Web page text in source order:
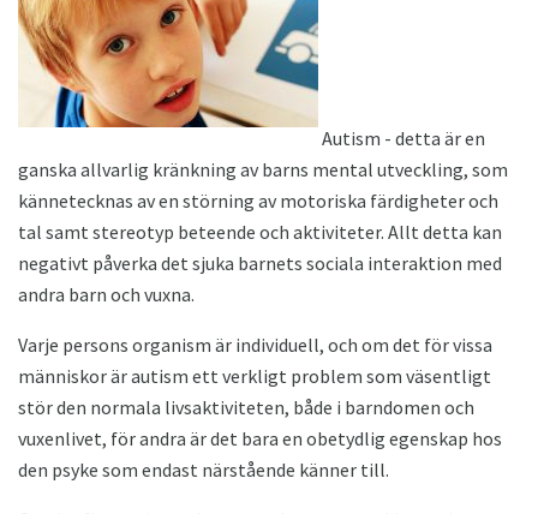
Autism - detta är en
ganska allvarlig kränkning av barns mental utveckling, som
kännetecknas av en störning av motoriska färdigheter och
tal samt stereotyp beteende och aktiviteter. Allt detta kan
negativt påverka det sjuka barnets sociala interaktion med
andra barn och vuxna.
Varje persons organism är individuell, och om det för vissa
människor är autism ett verkligt problem som väsentligt
stör den normala livsaktiviteten, både i barndomen och
vuxenlivet, för andra är det bara en obetydlig egenskap hos
den psyke som endast närstående känner till.